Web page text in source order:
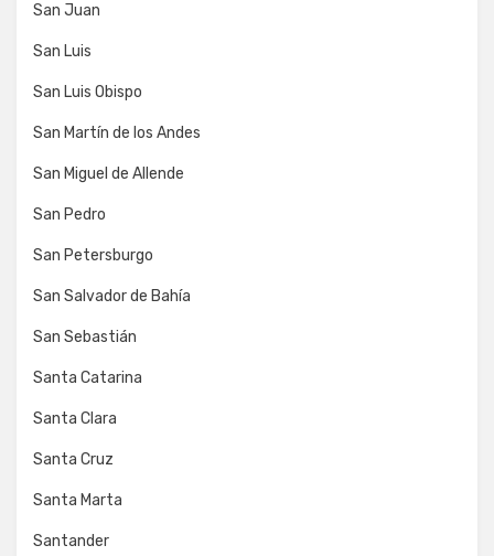
San Juan
San Luis
San Luis Obispo
San Martín de los Andes
San Miguel de Allende
San Pedro
San Petersburgo
San Salvador de Bahía
San Sebastián
Santa Catarina
Santa Clara
Santa Cruz
Santa Marta
Santander